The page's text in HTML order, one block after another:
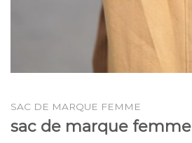
SAC DE MARQUE FEMME
sac de marque femme